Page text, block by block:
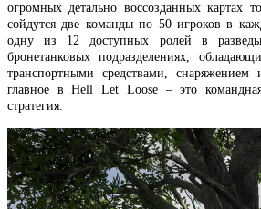
огромных детально воссозданных картах
сойдутся две команды по 50 игроков в
одну из 12 доступных ролей в
бронетанковых подразделениях,
транспортными средствами,
главное в Hell Let Loose – это
стратегия.